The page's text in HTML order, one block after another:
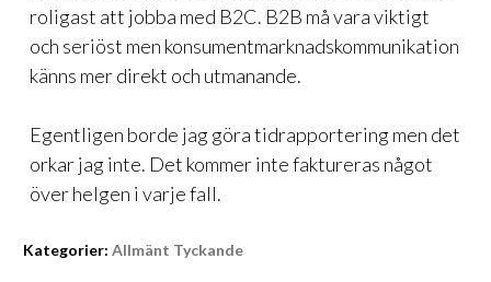
roligast att jobba med B2C. B2B må vara viktigt
och seriöst men konsumentmarknadskommunikation
känns mer direkt och utmanande.
Egentligen borde jag göra tidrapportering men det
orkar jag inte. Det kommer inte faktureras något
över helgen i varje fall.
Kategorier: Allmänt Tyckande